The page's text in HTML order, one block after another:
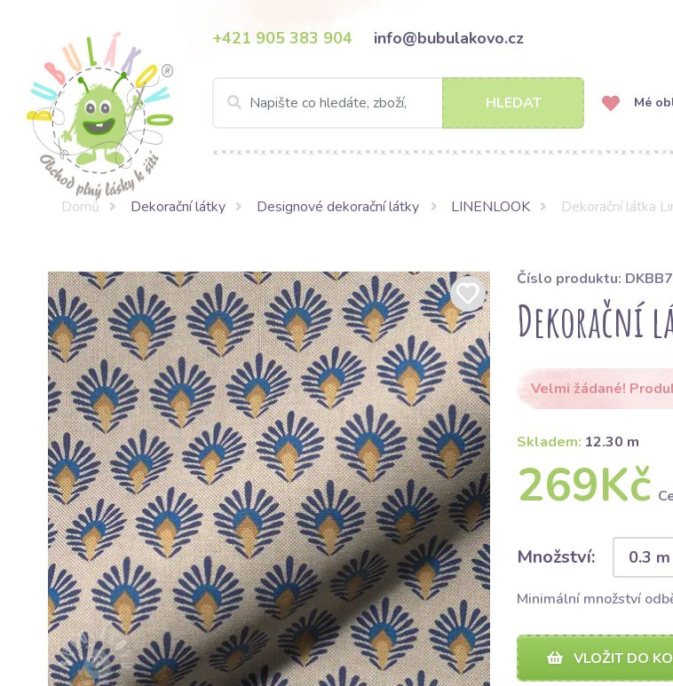
+421 905 383 904 info@bubulakovo.cz
HLEDAT Mé
Domů Dekorační látky Designové dekorační látky LINENLOOK Dekorační látka
Číslo produktu:
Dekorační
Velmi žádané!
Skladem: 12.30 m
269Kč
Množství: 0.3 m
Minimální množství
VLOŽIT DO